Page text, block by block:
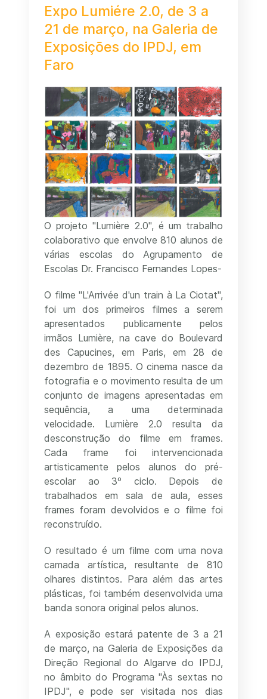
Expo Lumiére 2.0, de 3 a
21 de março, na Galeria de
Exposições do IPDJ, em
Faro
O projeto "Lumière 2.0", é um trabalho
colaborativo que envolve 810 alunos de
várias escolas do Agrupamento de
Escolas Dr. Francisco Fernandes Lopes-
O filme "L'Arrivée d'un train à La Ciotat",
foi um dos primeiros filmes a serem
apresentados publicamente pelos
irmãos Lumière, na cave do Boulevard
des Capucines, em Paris, em 28 de
dezembro de 1895. O cinema nasce da
fotografia e o movimento resulta de um
conjunto de imagens apresentadas em
sequência, a uma determinada
velocidade. Lumière 2.0 resulta da
desconstrução do filme em frames.
Cada frame foi intervencionada
artisticamente pelos alunos do pré-
escolar ao 3º ciclo. Depois de
trabalhados em sala de aula, esses
frames foram devolvidos e o filme foi
reconstruído.
O resultado é um filme com uma nova
camada artística, resultante de 810
olhares distintos. Para além das artes
plásticas, foi também desenvolvida uma
banda sonora original pelos alunos.
A exposição estará patente de 3 a 21
de março, na Galeria de Exposições da
Direção Regional do Algarve do IPDJ,
no âmbito do Programa "Às sextas no
IPDJ", e pode ser visitada nos dias